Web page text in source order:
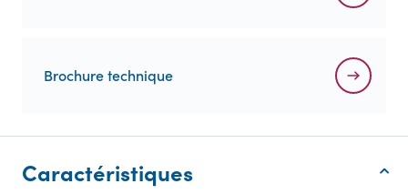
Brochure technique
Caractéristiques